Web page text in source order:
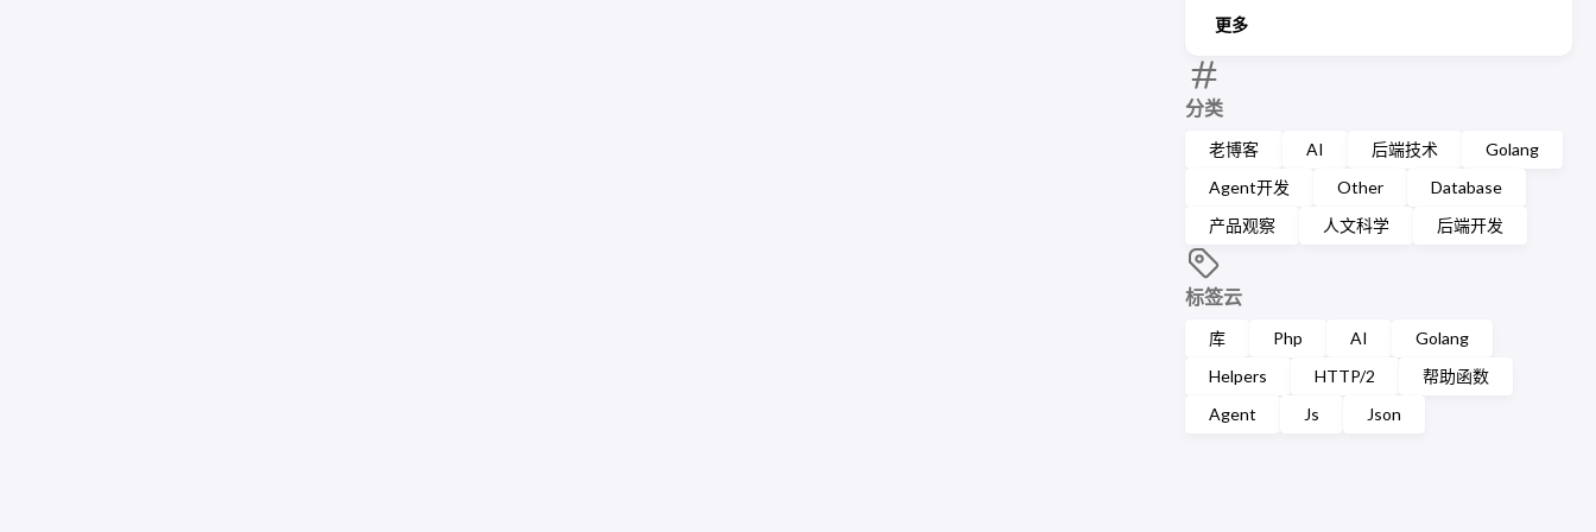
更多
分类
老博客 AI 后端技术
Golang
Agent开发
Other
Database
产品观察
人文科学 后端开发
标签云
库 Php AI
Golang
Helpers
HTTP/2
帮助函数
Agent
Js Json